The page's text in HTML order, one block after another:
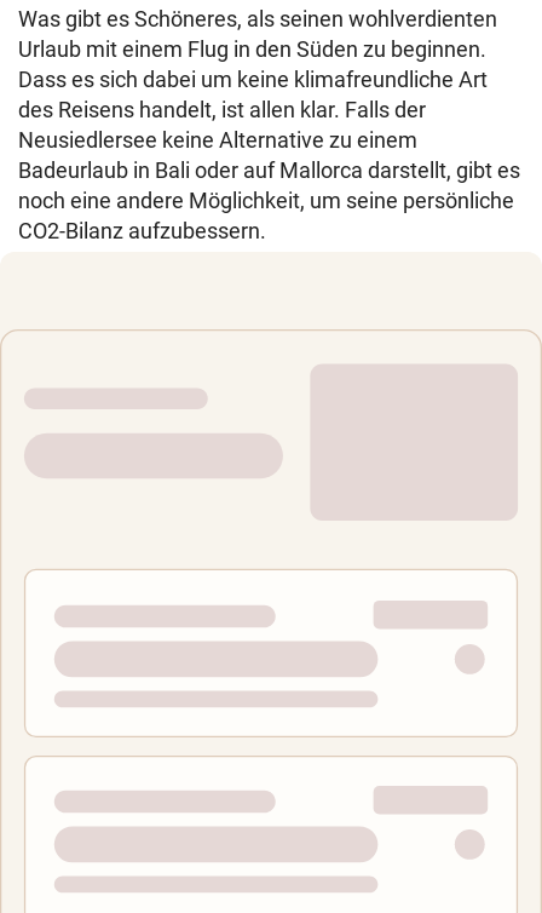
Was gibt es Schöneres, als seinen wohlverdienten
Urlaub mit einem Flug in den Süden zu beginnen.
Dass es sich dabei um keine klimafreundliche Art
des Reisens handelt, ist allen klar. Falls der
Neusiedlersee keine Alternative zu einem
Badeurlaub in Bali oder auf Mallorca darstellt, gibt es
noch eine andere Möglichkeit, um seine persönliche
CO2-Bilanz aufzubessern.